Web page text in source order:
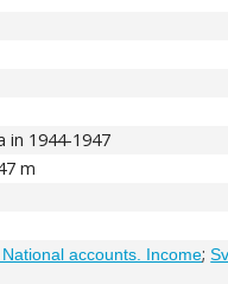
in 1944-1947
m
accounts. Income;